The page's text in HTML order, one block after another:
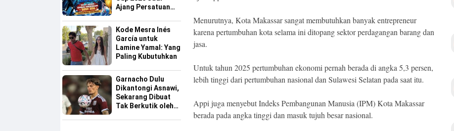
Ajang Persatuan
Sinjai
Kode Mesra Inés
García untuk
Lamine Yamal: Yang
Paling Kubutuhkan
Garnacho Dulu
Dikantongi Asnawi,
Sekarang Dibuat
Tak Berkutik oleh
Menurutnya, Kota Makassar sangat membutuhkan banyak entrepreneur
karena pertumbuhan kota selama ini ditopang sektor perdagangan barang dan
jasa.
Untuk tahun 2025 pertumbuhan ekonomi pernah berada di angka 5,3 persen,
lebih tinggi dari pertumbuhan nasional dan Sulawesi Selatan pada saat itu.
Appi juga menyebut Indeks Pembangunan Manusia (IPM) Kota Makassar
berada pada angka tinggi dan masuk tujuh besar nasional.